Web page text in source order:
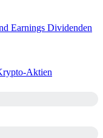
Earnings Dividenden
Aktien